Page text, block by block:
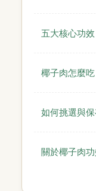
五大核心功
椰子肉怎麼
如何挑選與
關於椰子肉